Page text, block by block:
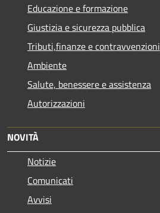
Educazione e formazione
Giustizia e sicurezza pubblica
Tributi,finanze e contravvenzioni
Ambiente
Salute, benessere e assistenza
Autorizzazioni
NOVITÀ
Notizie
Comunicati
Avvisi